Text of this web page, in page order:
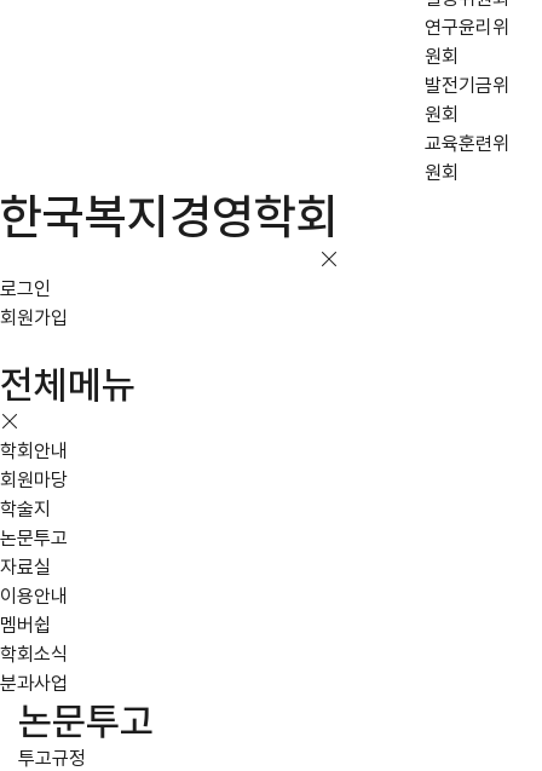
연구윤리위
원회
발전기금위
원회
교육훈련위
원회
한국복지경영학회
로그인
회원가입
전체메뉴
학회안내
회원마당
학술지
논문투고
자료실
이용안내
멤버쉽
학회소식
분과사업
논문투고
투고규정